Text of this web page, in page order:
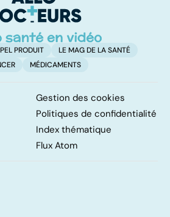
PRODUIT
LE MAG DE LA SANTÉ
MÉDICAMENTS
Gestion des cookies
Politiques de confidentialité
Index thématique
Flux Atom